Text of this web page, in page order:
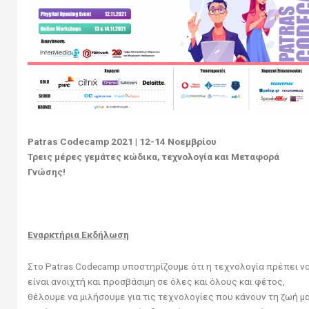
Patras Codecamp 2021 | 12-14 Νοεμβρίου
Τρεις μέρες γεμάτες κώδικα, τεχνολογία και Μεταφορά
Γνώσης!
Εναρκτήρια Εκδήλωση
Στo Patras Codecamp υποστηρίζουμε ότι η τεχνολογία πρέπει
είναι ανοιχτή και προσβάσιμη σε όλες και όλους και φέτος,
θέλουμε να μιλήσουμε για τις τεχνολογίες που κάνουν τη ζωή